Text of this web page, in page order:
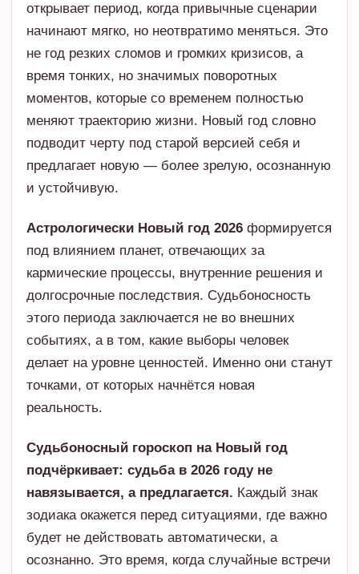
открывает период, когда привычные сценарии
начинают мягко, но неотвратимо меняться. Это
не год резких сломов и громких кризисов, а
время тонких, но значимых поворотных
моментов, которые со временем полностью
меняют траекторию жизни. Новый год словно
подводит черту под старой версией себя и
предлагает новую — более зрелую, осознанную
и устойчивую.
Астрологически Новый год 2026 формируется
под влиянием планет, отвечающих за
кармические процессы, внутренние решения и
долгосрочные последствия. Судьбоносность
этого периода заключается не во внешних
событиях, а в том, какие выборы человек
делает на уровне ценностей. Именно они станут
точками, от которых начнётся новая
реальность.
Судьбоносный гороскоп на Новый год
подчёркивает: судьба в 2026 году не
навязывается, а предлагается. Каждый знак
зодиака окажется перед ситуациями, где важно
будет не действовать автоматически, а
осознанно. Это время, когда случайные встречи